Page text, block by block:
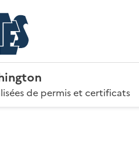
de permis et certificats